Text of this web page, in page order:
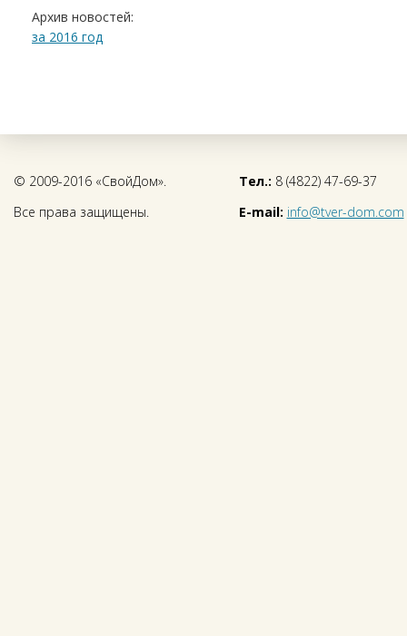
Архив новостей:
за 2016 год
© 2009-2016 «СвойДом».
Все права защищены.
Тел.: 8 (4822) 47-69-37
E-mail: info@tver-dom.com